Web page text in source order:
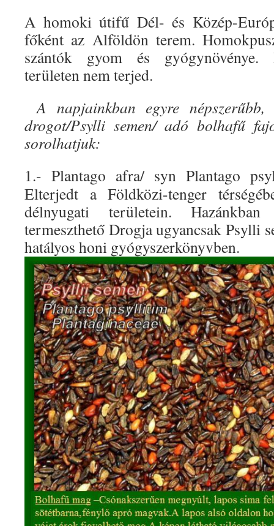
A homoki útifű Dél- és Közép-
főként az Alföldön terem.
szántók gyom és gyógynövénye.
területen nem terjed.
A napjainkban egyre
drogot/Psylli semen/ adó bolhafű
sorolhatjuk:
1.- Plantago afra/ syn Plantago
Elterjedt a Földközi-tenger
délnyugati területein.
termeszthető Drogja ugyancsak Psylli
hatályos honi gyógyszerkönyvben.